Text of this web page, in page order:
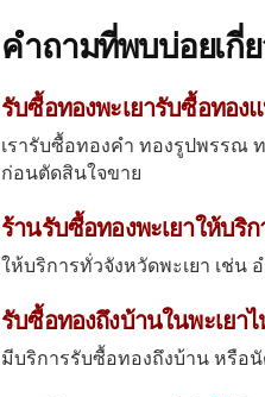
คำถามที่พบบ่อยเกี่
รับซื้อทองพะเยารับซื้อทอง
เรารับซื้อทองคำ ทองรูปพรรณ
ก่อนตัดสินใจขาย
ร้านรับซื้อทองพะเยาให้บริ
ให้บริการทั่วจังหวัดพะเยา เช่น
รับซื้อทองถึงบ้านในพะเยา
มีบริการรับซื้อทองถึงบ้าน หรือ